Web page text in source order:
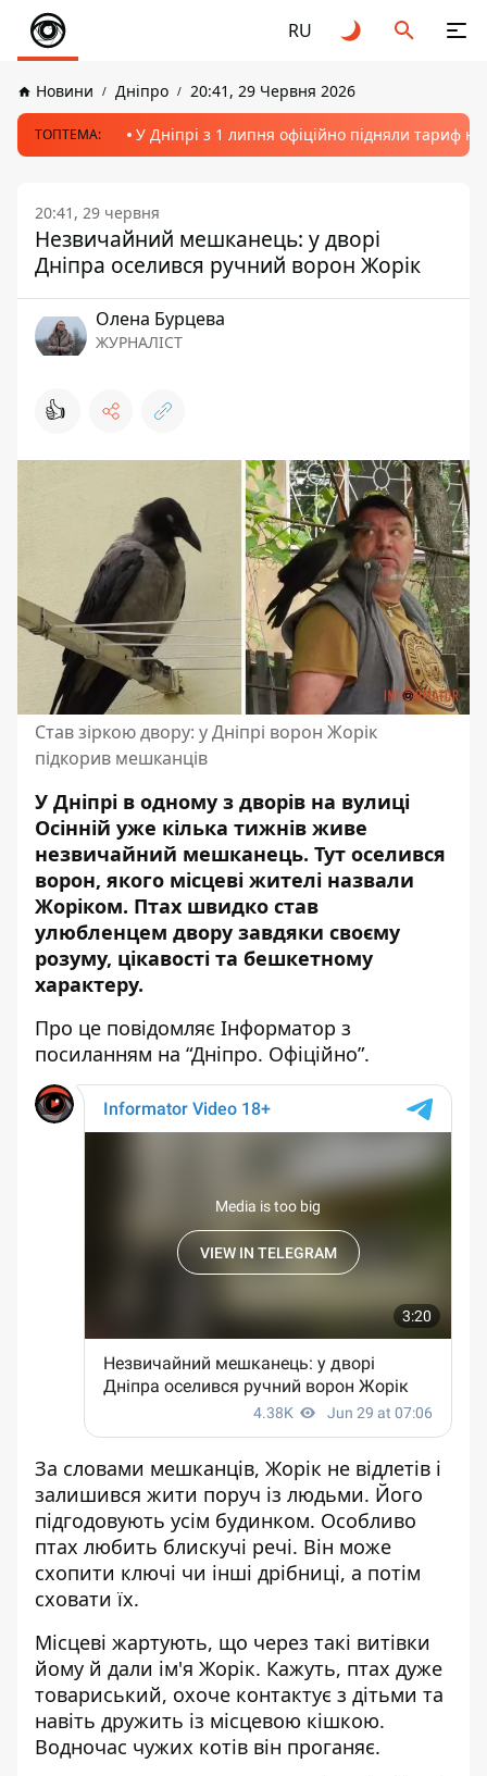
RU
Новини Дніпро 20:41, 29 Червня 2026
ТОПТЕМА: У Дніпрі з 1 липня офіційно підняли тариф
20:41, 29 червня
Незвичайний мешканець: у дворі
Дніпра оселився ручний ворон Жорік
Олена Бурцева
ЖУРНАЛІСТ
👍
Став зіркою двору: у Дніпрі ворон Жорік
підкорив мешканців
У Дніпрі в одному з дворів на вулиці
Осінній уже кілька тижнів живе
незвичайний мешканець. Тут оселився
ворон, якого місцеві жителі назвали
Жоріком. Птах швидко став
улюбленцем двору завдяки своєму
розуму, цікавості та бешкетному
характеру.
Про це повідомляє Інформатор з
посиланням на “Дніпро. Офіційно”.
За словами мешканців, Жорік не відлетів і
залишився жити поруч із людьми. Його
підгодовують усім будинком. Особливо
птах любить блискучі речі. Він може
схопити ключі чи інші дрібниці, а потім
сховати їх.
Місцеві жартують, що через такі витівки
йому й дали ім'я Жорік. Кажуть, птах дуже
товариський, охоче контактує з дітьми та
навіть дружить із місцевою кішкою.
Водночас чужих котів він проганяє.